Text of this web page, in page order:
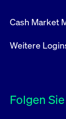
Cash Market
Weitere
Folgen